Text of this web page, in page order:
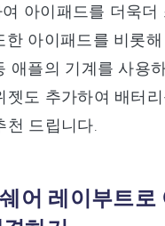
아이패드를 더욱더
한 아이패드를 비롯
애플의 기계를 사용
젯도 추가하여 배터
드립니다.
어 레이부트로